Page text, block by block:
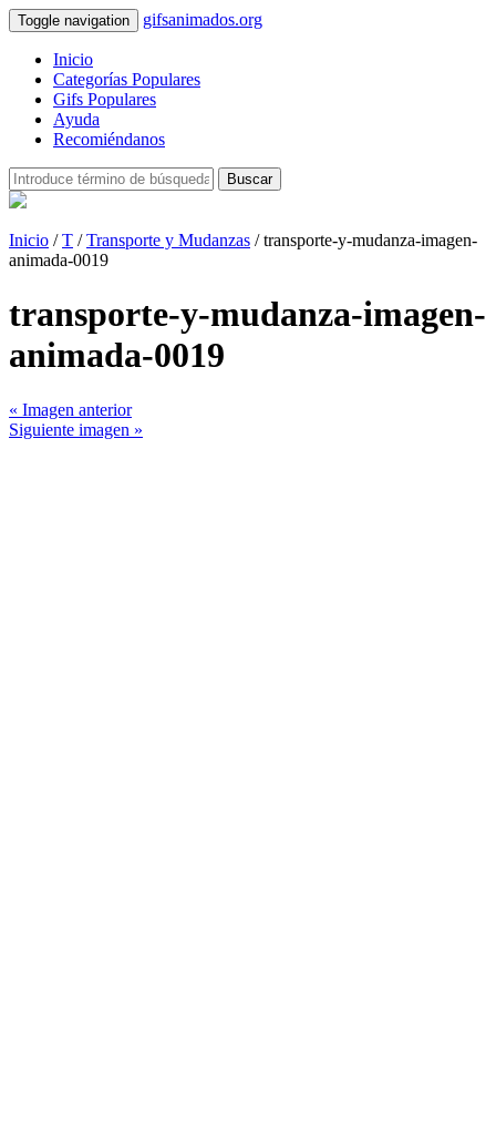
Toggle navigation gifsanimados.org
Inicio
Categorías Populares
Gifs Populares
Ayuda
Recomiéndanos
Buscar
Inicio /T /Transporte y Mudanzas / transporte-y-mudanza-imagen-
animada-0019
transporte-y-mudanza-imagen-
animada-0019
« Imagen anterior
Siguiente imagen »